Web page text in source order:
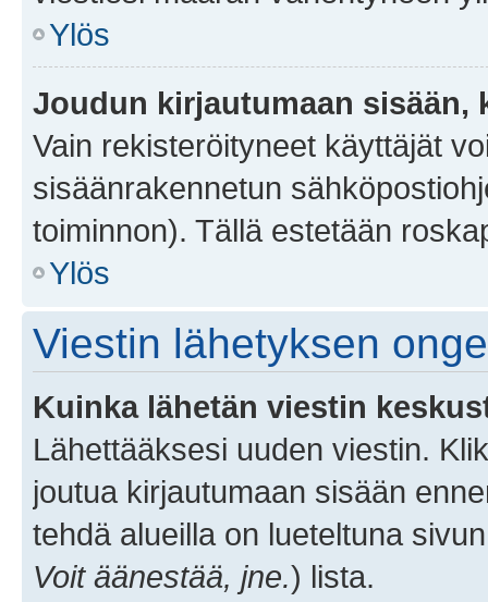
Ylös
Joudun kirjautumaan sisään,
Vain rekisteröityneet käyttäjät
sisäänrakennetun
toiminnon). Tällä estetään
Ylös
Viestin lähetyksen
Kuinka lähetän viestin
Lähettääksesi uuden viestin.
joutua kirjautumaan sisään
tehdä alueilla on lueteltuna
Voit äänestää, jne.) lista.